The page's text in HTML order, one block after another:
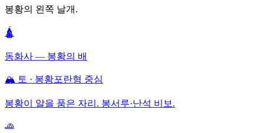
봉황의 왼쪽 날개.
🛕
동화사 — 봉황의 배
🏔️ 토 · 봉황포란형 중심
봉황이 알을 품은 자리. 봉서루·난석 비보.
🧢